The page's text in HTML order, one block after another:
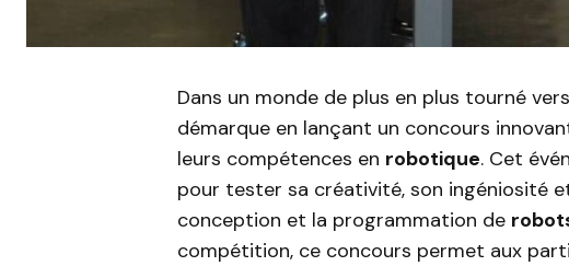
Dans un monde de plus en plus tourné
démarque en lançant un concours
leurs compétences en robotique. Cet
pour tester sa créativité, son ingéniosité
conception et la programmation de
compétition, ce concours permet aux